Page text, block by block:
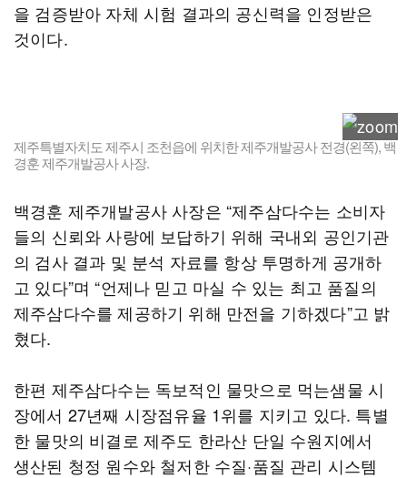
을 검증받아 자체 시험 결과의 공신력을 인정받은
것이다.
제주특별자치도 제주시 조천읍에 위치한 제주개발공사 전경(왼쪽), 백
경훈 제주개발공사 사장.
백경훈 제주개발공사 사장은 “제주삼다수는 소비자
들의 신뢰와 사랑에 보답하기 위해 국내외 공인기관
의 검사 결과 및 분석 자료를 항상 투명하게 공개하
고 있다”며 “언제나 믿고 마실 수 있는 최고 품질의
제주삼다수를 제공하기 위해 만전을 기하겠다”고 밝
혔다.
한편 제주삼다수는 독보적인 물맛으로 먹는샘물 시
장에서 27년째 시장점유율 1위를 지키고 있다. 특별
한 물맛의 비결로 제주도 한라산 단일 수원지에서
생산된 청정 원수와 철저한 수질·품질 관리 시스템